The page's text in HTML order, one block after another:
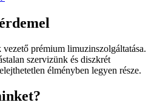
prémium limuzinszolgáltatása.
szervizünk és diszkrét
élményben legyen része.